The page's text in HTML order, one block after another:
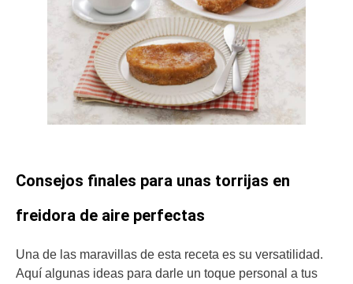
Consejos finales para unas torrijas en
freidora de aire perfectas
Una de las maravillas de esta receta es su versatilidad.
Aquí algunas ideas para darle un toque personal a tus